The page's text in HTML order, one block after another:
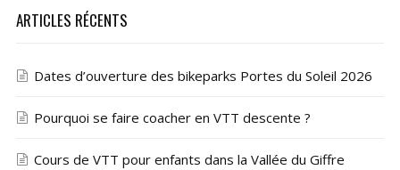
ARTICLES RÉCENTS
Dates d’ouverture des bikeparks Portes du Soleil 2026
Pourquoi se faire coacher en VTT descente ?
Cours de VTT pour enfants dans la Vallée du Giffre